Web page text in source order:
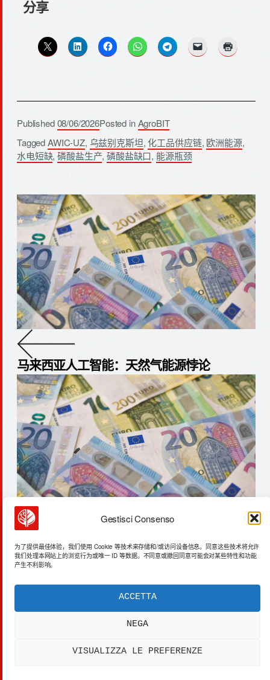
Gestisci Consenso
为了提供最佳体验，我们使用 Cookie 等技术来存储和/或访问设备信息。同意这些技术将允许
我们处理本网站上的浏览行为或唯一 ID 等数据。不同意或撤回同意可能会对某些特性和功能
产生不利影响。
ACCETTA
NEGA
VISUALIZZA LE PREFERENZE
分享
Published08/06/2026Posted inAgroBIT
TaggedAWIC-UZ, 乌兹别克斯坦,化工品供应链, 欧洲能源,
水电短缺,磷酸盐生产,磷酸盐缺口, 能源瓶颈
马来西亚人工智能：天然气能源悖论
激光脱盐：水、锂资源高效提取
> SYSTEM OUTPUT: DATA_FEED.xml